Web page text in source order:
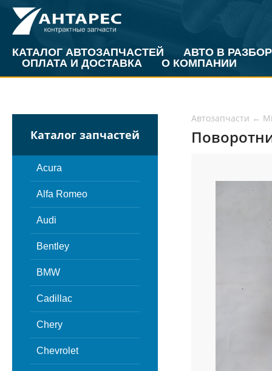
КАТАЛОГ АВТОЗАПЧАСТЕЙ
АВТО В РАЗБОР
ОПЛАТА И ДОСТАВКА
О КОМПАНИИ
Каталог запчастей
Acura
Alfa Romeo
Audi
Bentley
BMW
Cadillac
Chery
Chevrolet
Автозапчасти ←